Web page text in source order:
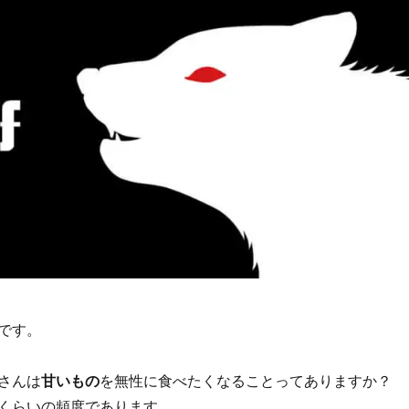
す。
んは甘いものを無性に食べたくなることってありますか？